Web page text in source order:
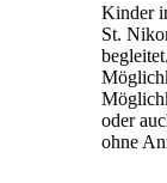
Kinder
St.
oder
ohne